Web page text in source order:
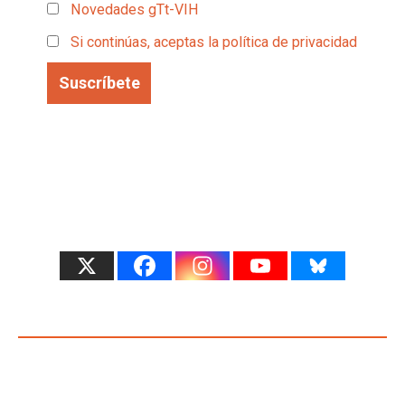
Novedades gTt-VIH
Si continúas, aceptas la política de privacidad